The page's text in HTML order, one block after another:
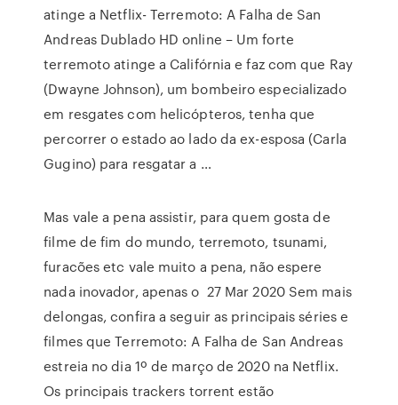
atinge a Netflix- Terremoto: A Falha de San
Andreas Dublado HD online – Um forte
terremoto atinge a Califórnia e faz com que Ray
(Dwayne Johnson), um bombeiro especializado
em resgates com helicópteros, tenha que
percorrer o estado ao lado da ex-esposa (Carla
Gugino) para resgatar a …
Mas vale a pena assistir, para quem gosta de
filme de fim do mundo, terremoto, tsunami,
furacões etc vale muito a pena, não espere
nada inovador, apenas o 27 Mar 2020 Sem mais
delongas, confira a seguir as principais séries e
filmes que Terremoto: A Falha de San Andreas
estreia no dia 1º de março de 2020 na Netflix.
Os principais trackers torrent estão